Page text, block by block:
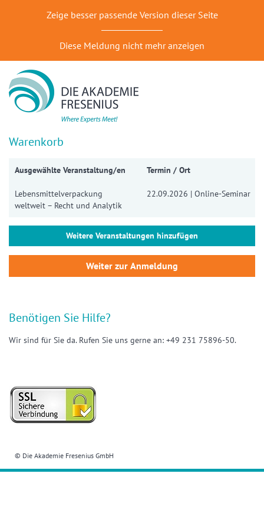
Zeige besser passende Version dieser Seite
Diese Meldung nicht mehr anzeigen
Warenkorb
Ausgewählte Veranstaltung/en Termin / Ort
Lebensmittelverpackung
weltweit – Recht und Analytik
22.09.2026 | Online-Seminar
Weitere Veranstaltungen hinzufügen
Benötigen Sie Hilfe?
Wir sind für Sie da. Rufen Sie uns gerne an: +49 231 75896-50.
© Die Akademie Fresenius GmbH